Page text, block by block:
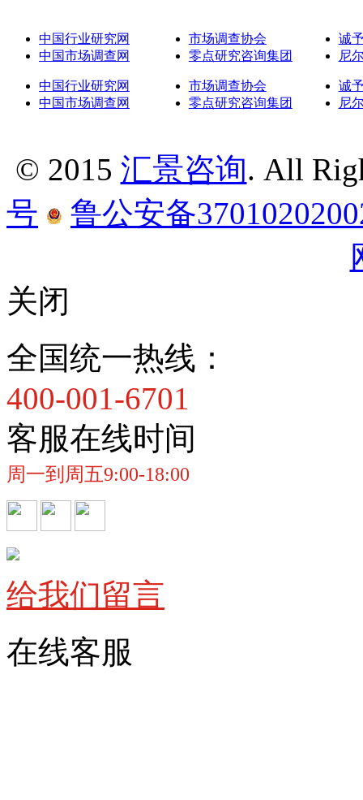
中国行业研究网 市场调查协会
诚
中国市场调查网
零点研究咨询集团 尼
中国行业研究网 市场调查协会
诚
中国市场调查网
零点研究咨询集团 尼
© 2015 汇景咨询. All
号
鲁公安备
关闭
全国统一热线：
400-001-6701
客服在线时间
周一到周五9:00-18:00
给我们留言
在线客服